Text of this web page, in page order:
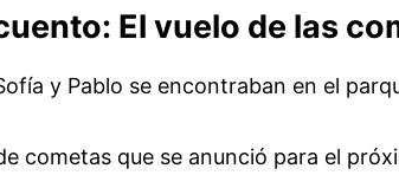
El vuelo de las
y Pablo se encontraban en el
cometas que se anunció para el